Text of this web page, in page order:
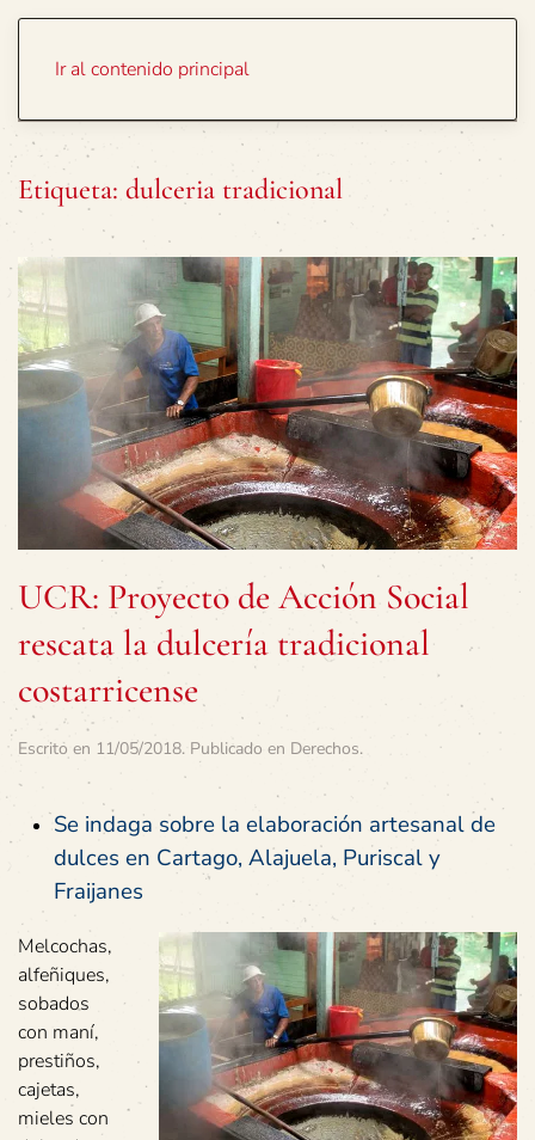
Ir al contenido principal
Etiqueta: dulceria tradicional
UCR: Proyecto de Acción Social
rescata la dulcería tradicional
costarricense
Escrito en 11/05/2018. Publicado en Derechos.
Se indaga sobre la elaboración artesanal de
dulces en Cartago, Alajuela, Puriscal y
Fraijanes
Melcochas,
alfeñiques,
sobados
con maní,
prestiños,
cajetas,
mieles con